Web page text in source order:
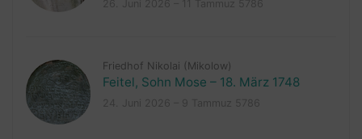
Friedhof Nikolai (Mikolow)
Feitel, Sohn Mose – 18. März 1748